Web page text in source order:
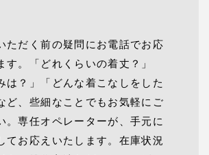
ただく前の疑問にお電話でお応
す。「どれくらいの着丈？」
は？」「どんな着こなしをした
ど、些細なことでもお気軽にご
。専任オペレーターが、手元に
てお応えいたします。在庫状況